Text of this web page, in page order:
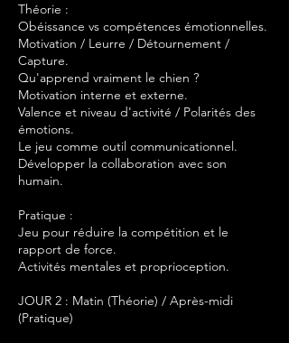
Théorie :
Obéissance vs compétences émotionnelles.
Motivation / Leurre / Détournement /
Capture.
Qu'apprend vraiment le chien ?
Motivation interne et externe.
Valence et niveau d'activité / Polarités des
émotions.
Le jeu comme outil communicationnel.
Développer la collaboration avec son
humain.
Pratique :
Jeu pour réduire la compétition et le
rapport de force.
Activités mentales et proprioception.
JOUR 2 : Matin (Théorie) / Après-midi
(Pratique)